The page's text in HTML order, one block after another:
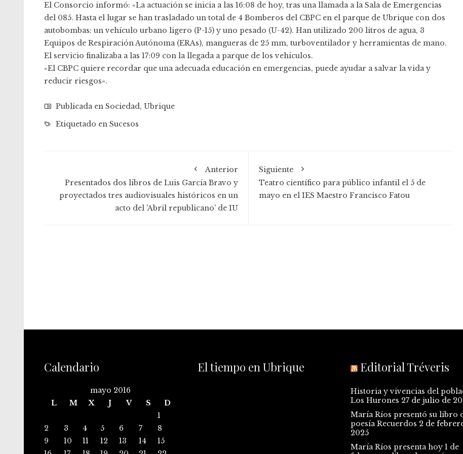
El Consorcio informó: «La actuación se inicia a las 16:08 de hoy, tras una llamada a la Sala de Emergencias
del 085. Hasta el lugar se han trasladado un total de 4 Bomberos del CBPC en el parque de Ubrique con dos
autobombas: un vehículo urbano ligero (P-15) y uno pesado (U-42). Han utilizado 200 litros de agua, 3
Equipos de Respiración Autónoma (ERAs), mangueras de 25 mm, turboventilador y herramientas de mano.
El servicio finalizaba a las 17:09 con la llegada a parque de los vehículos.
«El CBPC quiere recordar que una adecuada educación en emergencias, puede ayudar a salvar la vida y
reducir riesgos».
Publicada en Sociedad, Ubrique
Etiquetado en Sucesos
Anterior
Presentados dos libros de Luis García Bravo y
proyectados tres audiovisuales históricos en un
acto del 'Abril republicano' de IU
Siguiente
Teatro científico para público infantil el 5 de
mayo en el IES Maestro Francisco Fatou
Calendario
mayo 2016
L
M X J V S
D
1
2
3 4 5 6 7
8
9
10 11 12 13 14
15
El tiempo en Ubrique Editorial Tréveris
Historia y vivencias del
Los Hurones 27 de julio de
María Ríos presentó su libro
poesía Recuerdos 2 de
2025
María Ríos presenta hoy 1 de